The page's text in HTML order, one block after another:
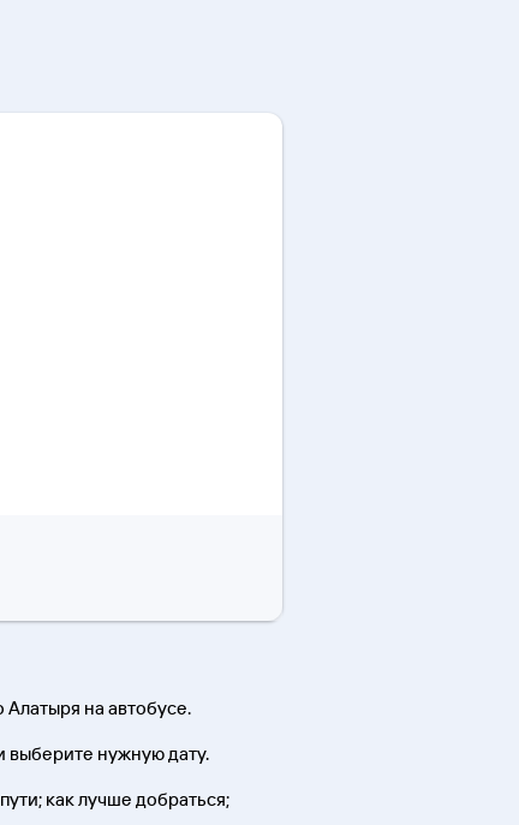
на автобусе.
выберите нужную дату.
как лучше добраться;